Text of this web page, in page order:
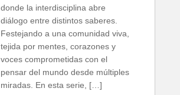
donde la interdisciplina abre
diálogo entre distintos saberes.
Festejando a una comunidad viva,
tejida por mentes, corazones y
voces comprometidas con el
pensar del mundo desde múltiples
miradas. En esta serie, […]